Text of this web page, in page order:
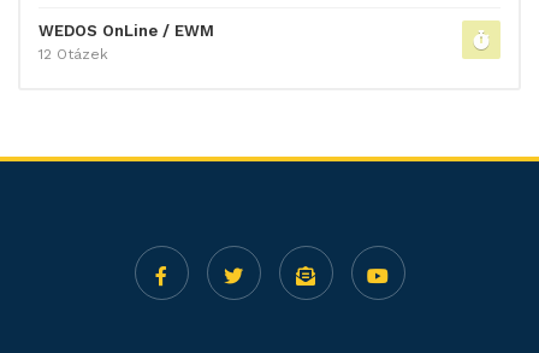
WEDOS OnLine / EWM
12 Otázek